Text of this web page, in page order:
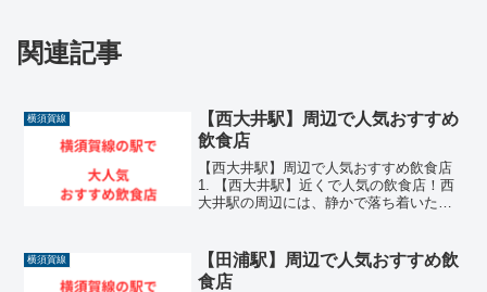
関連記事
横須賀線
【西大井駅】周辺で人気おすすめ
飲食店
【西大井駅】周辺で人気おすすめ飲食店
1. 【西大井駅】近くで人気の飲食店！西
大井駅の周辺には、静かで落ち着いた住
います。主要なターミナル駅へのアクセ
スが非常に便利な立地...
横須賀線
【田浦駅】周辺で人気おすすめ飲
食店